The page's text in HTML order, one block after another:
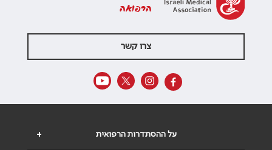
הרפואה
צרו קשר
+ על ההסתדרות הרפואית